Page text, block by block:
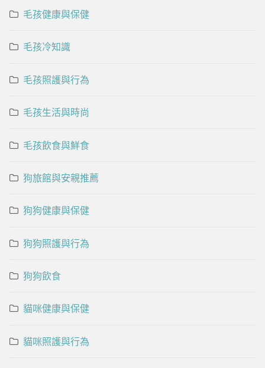
毛孩健康與保健
毛孩冷知識
毛孩照護與行為
毛孩生活與時尚
毛孩飲食與鮮食
狗旅館與安親推薦
狗狗健康與保健
狗狗照護與行為
狗狗飲食
貓咪健康與保健
貓咪照護與行為